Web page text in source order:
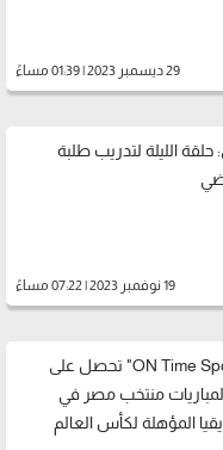
29 ديسمبر 2023 | 01:39 مساءً
حلقة الليلة لتدريب طلبة
19 نوفمبر 2023 | 07:22 مساءً
قنوات "ON Time Sports" تحصل على
منتخب مصر في
المؤهلة لكأس العالم